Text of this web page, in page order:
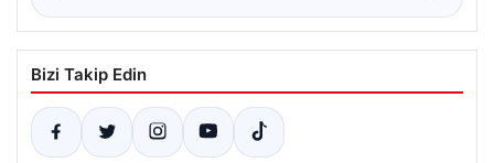
Bizi Takip Edin